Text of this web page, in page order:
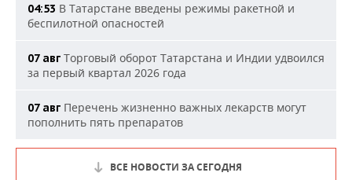
04:53 В Татарстане введены режимы ракетной и
беспилотной опасностей
07 авг Торговый оборот Татарстана и Индии удвоился
за первый квартал 2026 года
07 авг Перечень жизненно важных лекарств могут
пополнить пять препаратов
ВСЕ НОВОСТИ ЗА СЕГОДНЯ